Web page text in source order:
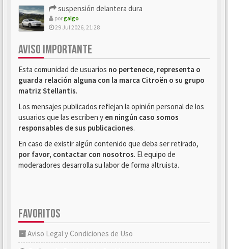
suspensión delantera dura
porgalgo
29 Jul 2026, 21:28
AVISO IMPORTANTE
Esta comunidad de usuarios no pertenece, representa o
guarda relación alguna con la marca Citroën o su grupo
matriz Stellantis.
Los mensajes publicados reflejan la opinión personal de los
usuarios que las escriben y en ningún caso somos
responsables de sus publicaciones.
En caso de existir algún contenido que deba ser retirado,
por favor, contactar con nosotros. El equipo de
moderadores desarrolla su labor de forma altruista.
FAVORITOS
Aviso Legal y Condiciones de Uso